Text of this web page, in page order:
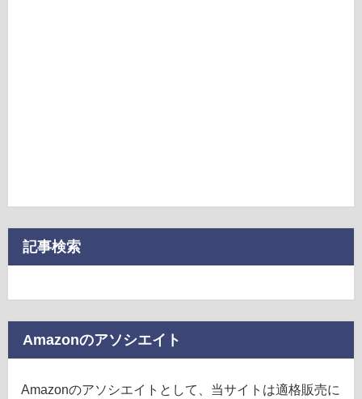
記事検索
Amazonのアソシエイト
Amazonのアソシエイトとして、当サイトは適格販売に